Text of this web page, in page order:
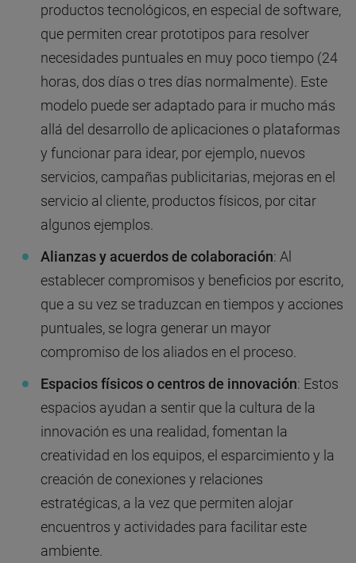
productos tecnológicos, en especial de software,
que permiten crear prototipos para resolver
necesidades puntuales en muy poco tiempo (24
horas, dos días o tres días normalmente). Este
modelo puede ser adaptado para ir mucho más
allá del desarrollo de aplicaciones o plataformas
y funcionar para idear, por ejemplo, nuevos
servicios, campañas publicitarias, mejoras en el
servicio al cliente, productos físicos, por citar
algunos ejemplos.
Alianzas y acuerdos de colaboración: Al
establecer compromisos y beneficios por escrito,
que a su vez se traduzcan en tiempos y acciones
puntuales, se logra generar un mayor
compromiso de los aliados en el proceso.
Espacios físicos o centros de innovación: Estos
espacios ayudan a sentir que la cultura de la
innovación es una realidad, fomentan la
creatividad en los equipos, el esparcimiento y la
creación de conexiones y relaciones
estratégicas, a la vez que permiten alojar
encuentros y actividades para facilitar este
ambiente.